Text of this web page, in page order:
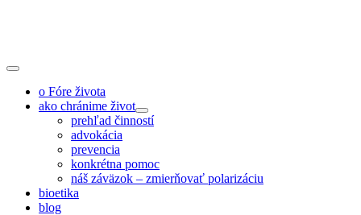
Toggle
Navigationo Fóre života
ako chránime život
prehľad činností
advokácia
prevencia
konkrétna pomoc
náš záväzok – zmierňovať polarizáciu
bioetika
blog